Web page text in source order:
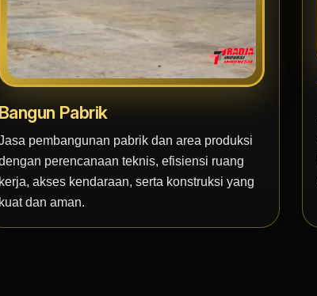
Bangun Pabrik
pembangunan pabrik dan area produksi
perencanaan teknis, efisiensi ruang
kerja, akses kendaraan, serta konstruksi yang
kuat dan aman.